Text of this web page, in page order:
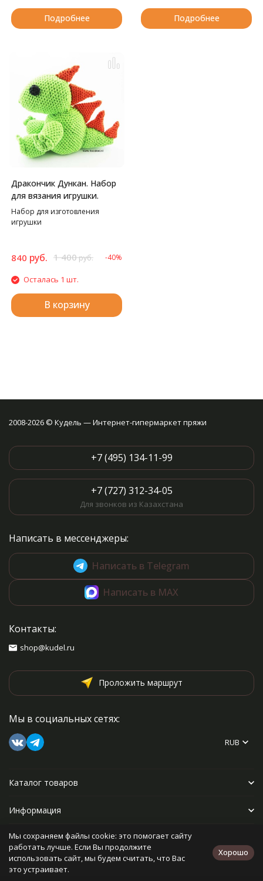
Подробнее Подробнее
Дракончик Дункан. Набор
для вязания игрушки.
Набор для изготовления
игрушки
840 руб. 1 400руб. -40%
Осталась 1 шт.
В корзину
2008-2026 © Кудель — Интернет-гипермаркет пряжи
+7 (495) 134-11-99
+7 (727) 312-34-05
Для звонков из Казахстана
Написать в мессенджеры:
Написать в Telegram
Написать в MAX
Контакты:
shop@kudel.ru
Проложить маршрут
Мы в социальных сетях:
RUB
Каталог товаров
Информация
Прочее
Политика персональных данных
Мы сохраняем файлы cookie: это помогает сайту
работать лучше. Если Вы продолжите
использовать сайт, мы будем считать, что Вас
это устраивает.
Хорошо